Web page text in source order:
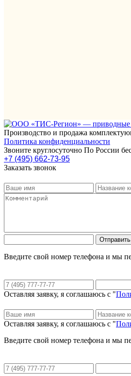
Производство и продажа
Политика конфиденциальности
Звоните круглосуточно По России
+7 (495) 662-73-95
Заказать звонок
Введите свой номер телефона и мы
Оставляя заявку, я соглашаюсь с "
Оставляя заявку, я соглашаюсь с "
Введите свой номер телефона и мы